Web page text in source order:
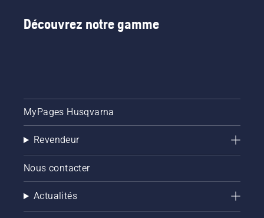
Découvrez notre gamme
MyPages Husqvarna
Revendeur
Nous contacter
Actualités